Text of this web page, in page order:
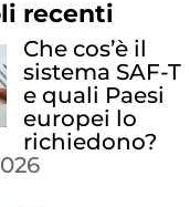
recenti
Che cos’è il
sistema SAF-T
e quali Paesi
europei lo
richiedono?